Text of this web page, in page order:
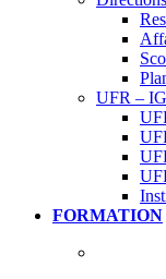
UFR –
FORMATION